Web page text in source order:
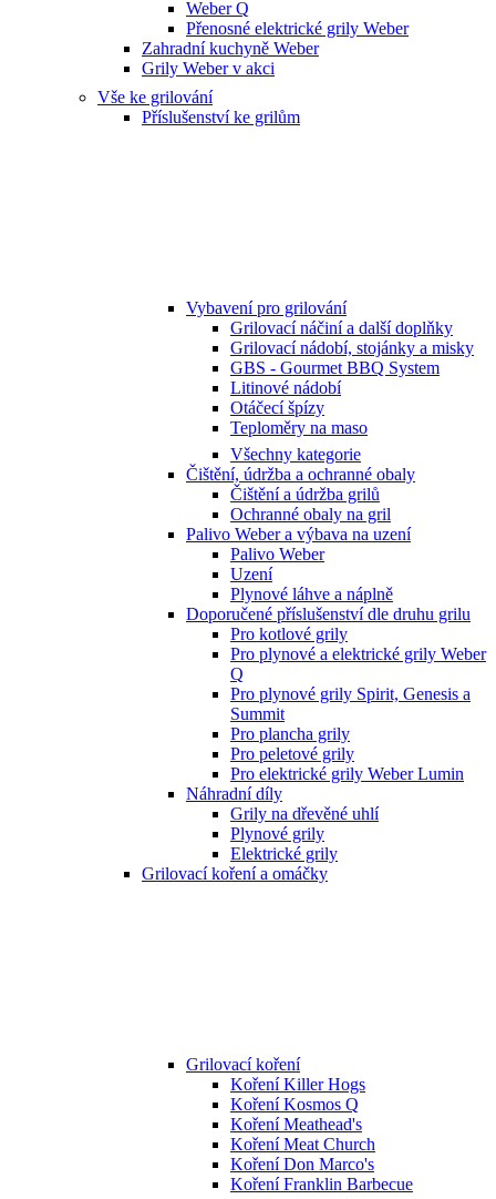
Weber Q
Přenosné elektrické grily Weber
Zahradní kuchyně Weber
Grily Weber v akci
Vše ke grilování
Příslušenství ke grilům
Vybavení pro grilování
Grilovací náčiní a další doplňky
Grilovací nádobí, stojánky a misky
GBS - Gourmet BBQ System
Litinové nádobí
Otáčecí špízy
Teploměry na maso
Všechny kategorie
Čištění, údržba a ochranné obaly
Čištění a údržba grilů
Ochranné obaly na gril
Palivo Weber a výbava na uzení
Palivo Weber
Uzení
Plynové láhve a náplně
Doporučené příslušenství dle druhu grilu
Pro kotlové grily
Pro plynové a elektrické grily Weber
Q
Pro plynové grily Spirit, Genesis a
Summit
Pro plancha grily
Pro peletové grily
Pro elektrické grily Weber Lumin
Náhradní díly
Grily na dřevěné uhlí
Plynové grily
Elektrické grily
Grilovací koření a omáčky
Grilovací koření
Koření Killer Hogs
Koření Kosmos Q
Koření Meathead's
Koření Meat Church
Koření Don Marco's
Koření Franklin Barbecue